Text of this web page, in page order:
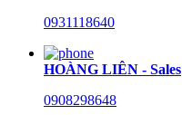
0931118640
HOÀNG LIÊN - Sales
0908298648